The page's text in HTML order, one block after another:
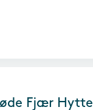
Fjær Hytte